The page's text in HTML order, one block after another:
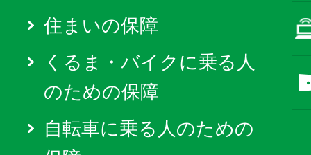
住まいの保障
くるま・バイクに乗る人
のための保障
自転車に乗る人のための